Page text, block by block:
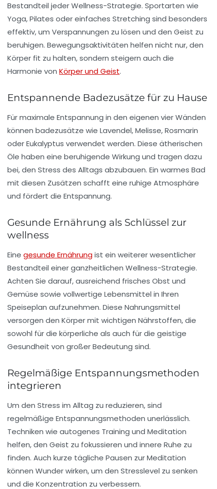
Bestandteil jeder Wellness-Strategie. Sportarten wie
Yoga,Pilates oder einfaches Stretching sind besonders
effektiv, um Verspannungen zu lösen und den Geist zu
beruhigen. Bewegungsaktivitäten helfen nicht nur, den
Körper fit zu halten, sondern steigern auch die
Harmonie von Körper und Geist.
Entspannende Badezusätze für zu Hause
Für maximale Entspannung in den eigenen vier Wänden
können badezusätze wie Lavendel, Melisse, Rosmarin
oder Eukalyptus verwendet werden. Diese ätherischen
Öle haben eine beruhigende Wirkung und tragen dazu
bei, den Stress des Alltags abzubauen. Ein warmes Bad
mit diesen Zusätzen schafft eine ruhige Atmosphäre
und fördert die Entspannung.
Gesunde Ernährung als Schlüssel zur
wellness
Eine gesunde Ernährungist ein weiterer wesentlicher
Bestandteil einer ganzheitlichen Wellness-Strategie.
Achten Sie darauf, ausreichend frisches Obst und
Gemüse sowie vollwertige Lebensmittel in Ihren
Speiseplan aufzunehmen. Diese Nahrungsmittel
versorgen den Körper mit wichtigen Nährstoffen, die
sowohl für die körperliche als auch für die geistige
Gesundheit von großer Bedeutung sind.
Regelmäßige Entspannungsmethoden
integrieren
Um den Stress im Alltag zu reduzieren, sind
regelmäßige Entspannungsmethoden unerlässlich.
Techniken wie autogenes Training und Meditation
helfen, den Geist zu fokussieren und innere Ruhe zu
finden. Auch kurze tägliche Pausen zur Meditation
können Wunder wirken, um den Stresslevel zu senken
und die Konzentration zu verbessern.